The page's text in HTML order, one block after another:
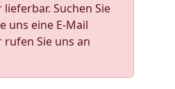
Suchen Sie
uns eine E-Mail
rufen Sie uns an